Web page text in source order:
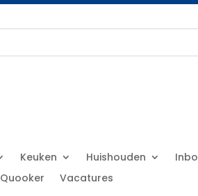
Keuken Huishouden
Quooker
Vacatures